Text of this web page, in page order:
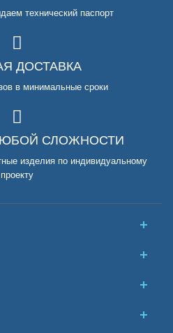
технический паспорт
ДОСТАВКА
в минимальные сроки
СЛОЖНОСТИ
изделия по индивидуальному
проекту